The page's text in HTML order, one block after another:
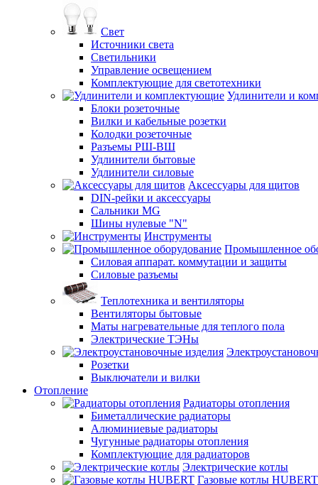
Свет
Источники света
Светильники
Управление освещением
Комплектующие для светотехники
Удлинители и
Блоки розеточные
Вилки и кабельные розетки
Колодки розеточные
Разъемы РШ-ВШ
Удлинители бытовые
Удлинители силовые
Аксессуары для щитов
DIN-рейки и аксессуары
Сальники MG
Шины нулевые "N"
Инструменты
Промышленное
Силовая аппарат. коммутации и защиты
Силовые разъемы
Теплотехника и вентиляторы
Вентиляторы бытовые
Маты нагревательные для теплого пола
Электрические ТЭНы
Розетки
Выключатели и вилки
Отопление
Радиаторы отопления
Биметаллические радиаторы
Алюминиевые радиаторы
Чугунные радиаторы отопления
Комплектующие для радиаторов
Электрические котлы
Газовые котлы HUBERT